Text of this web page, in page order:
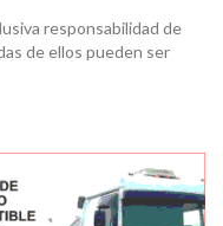
responsabilidad de
de ellos pueden ser